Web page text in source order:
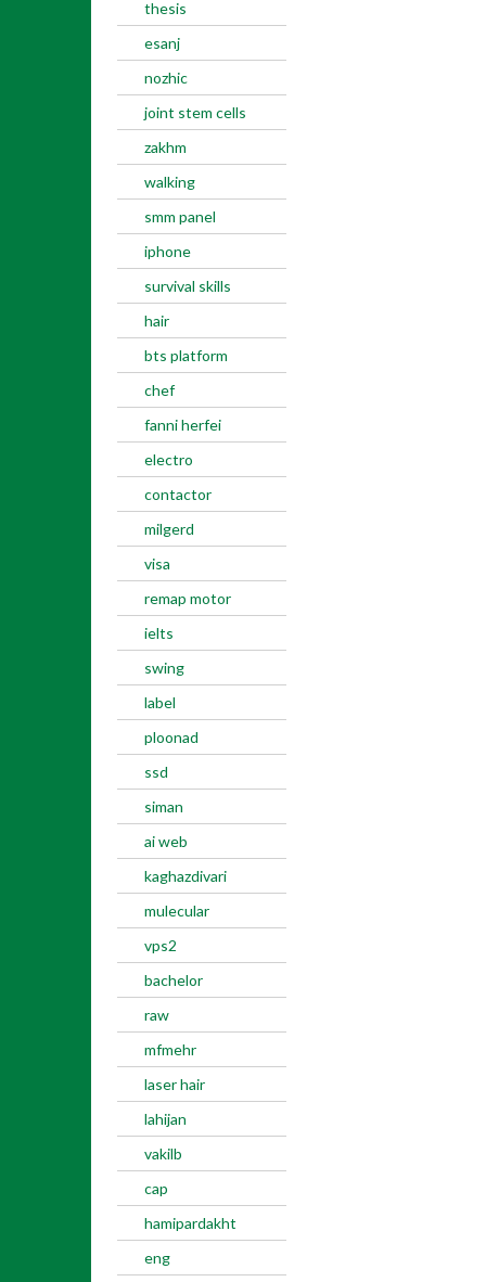
thesis
esanj
nozhic
joint stem cells
zakhm
walking
smm panel
iphone
survival skills
hair
bts platform
chef
fanni herfei
electro
contactor
milgerd
visa
remap motor
ielts
swing
label
ploonad
ssd
siman
ai web
kaghazdivari
mulecular
vps2
bachelor
raw
mfmehr
laser hair
lahijan
vakilb
cap
hamipardakht
eng